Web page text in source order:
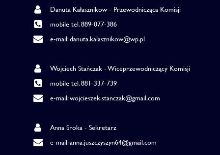
Danuta Kałasznikow - Przewodnicząca Komisji
mobile tel. 889-077-386
e-mail: danuta.kalasznikow@wp.pl
Wojciech Stańczak - Wiceprzewodniczący Komisji
mobile tel. 881-337-739
e-mail: wojcieszek.stanczak@gmail.com
Anna Sroka - Sekretarz
e-mail: anna.juszczyszyn64@gmail.com